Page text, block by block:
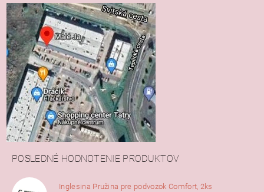
POSLEDNÉ HODNOTENIE PRODUKTOV
Inglesina Pružina pre podvozok Comfort, 2ks